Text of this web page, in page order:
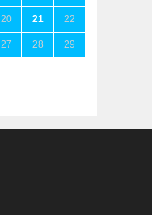
20 21 22
27 28 29